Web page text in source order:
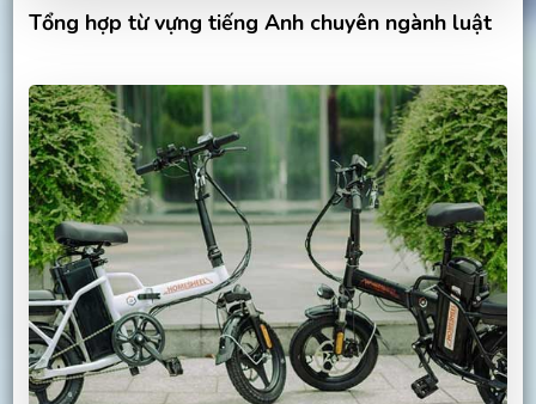
Tổng hợp từ vựng tiếng Anh chuyên ngành luật